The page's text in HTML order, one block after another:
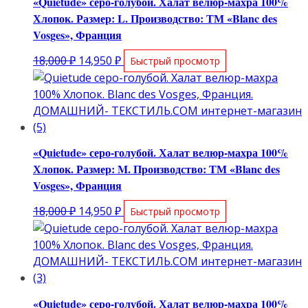
Хлопок. Размер: L. Производство: ТМ «Blanc des
Vosges», Франция
18,000₽ Первоначальная
цена
составляла
18,000 ₽.
14,950 ₽Текущая
цена:
14,950 ₽.
Быстрый просмотр
«Quietude» серо-голубой. Халат велюр-махра 100%
Хлопок. Размер: M. Производство: ТМ «Blanc des
Vosges», Франция
18,000₽ Первоначальная
цена
составляла
18,000 ₽.
14,950 ₽Текущая
цена:
14,950 ₽.
Быстрый просмотр
«Quietude» серо-голубой. Халат велюр-махра 100%